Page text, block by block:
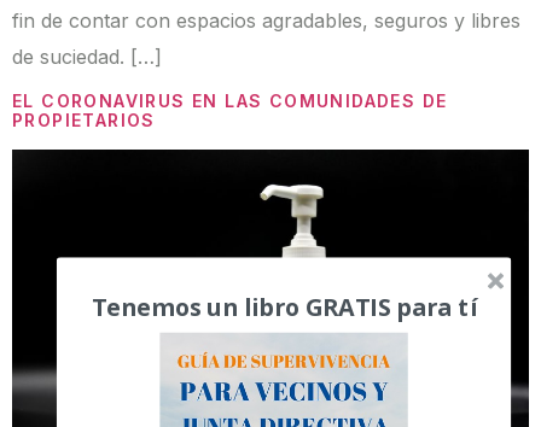
fin de contar con espacios agradables, seguros y libres
de suciedad. […]
EL CORONAVIRUS EN LAS COMUNIDADES DE
PROPIETARIOS
Tenemos un libro GRATIS para tí